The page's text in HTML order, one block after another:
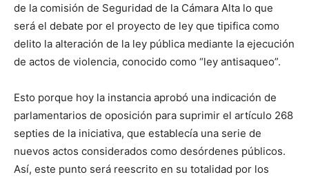
de la comisión de Seguridad de la Cámara Alta lo que
será el debate por el proyecto de ley que tipifica como
delito la alteración de la ley pública mediante la ejecución
de actos de violencia, conocido como “ley antisaqueo”.
Esto porque hoy la instancia aprobó una indicación de
parlamentarios de oposición para suprimir el artículo 268
septies de la iniciativa, que establecía una serie de
nuevos actos considerados como desórdenes públicos.
Así, este punto será reescrito en su totalidad por los